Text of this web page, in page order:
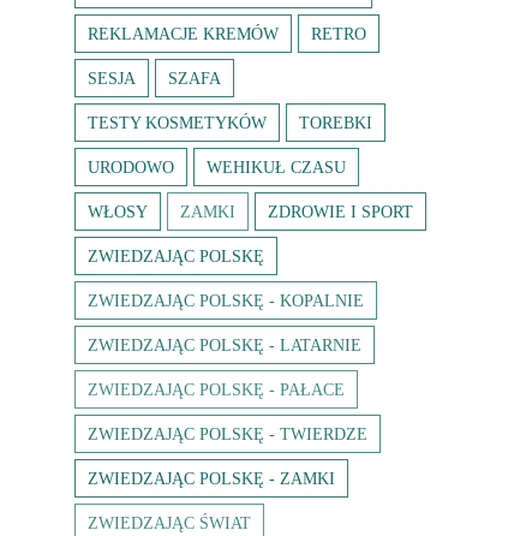
REKLAMACJE KREMÓW RETRO
SESJA SZAFA
TESTY KOSMETYKÓW TOREBKI
URODOWO WEHIKUŁ CZASU
WŁOSY ZAMKI ZDROWIE I SPORT
ZWIEDZAJĄC POLSKĘ
ZWIEDZAJĄC POLSKĘ - KOPALNIE
ZWIEDZAJĄC POLSKĘ - LATARNIE
ZWIEDZAJĄC POLSKĘ - PAŁACE
ZWIEDZAJĄC POLSKĘ - TWIERDZE
ZWIEDZAJĄC POLSKĘ - ZAMKI
ZWIEDZAJĄC ŚWIAT